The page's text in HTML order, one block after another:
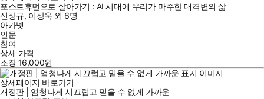
포스트휴먼으로 살아가기 : AI 시대에 우리가 마주한 대격변의 삶
신상규, 이상욱 외 6명
아카넷
인문
참여
상세 가격
소장16,000원
상세페이지 바로가기
개정판 | 엄청나게 시끄럽고 믿을 수 없게 가까운